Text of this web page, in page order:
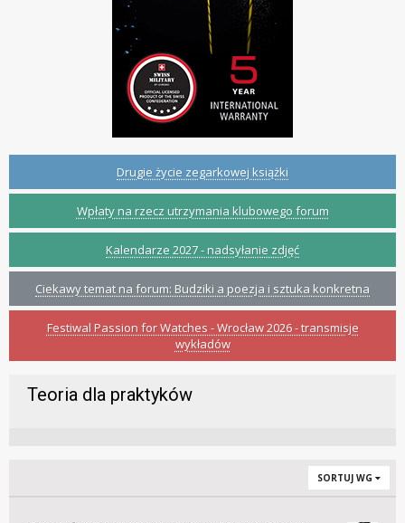
Drugie życie zegarkowej książki
Wpłaty na rzecz utrzymania klubowego forum
Kalendarze 2027 - nadsyłanie zdjęć
Ciekawy temat na forum: Budziki a poezja i sztuka konkretna
Festiwal Passion for Watches - Wrocław 2026 - transmisje
wykładów
Teoria dla praktyków
SORTUJ WG